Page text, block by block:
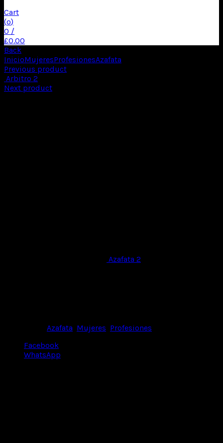
Cart
(o)
0 /
£0.00
Back
InicioMujeresProfesionesAzafata
Previous product
Arbitro 2
Next product
Azafata 2
Azafata Mujeres Profesiones
Facebook
WhatsApp